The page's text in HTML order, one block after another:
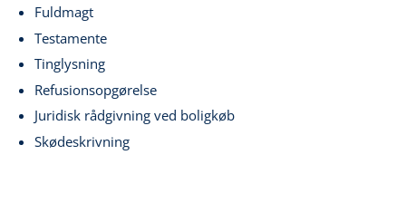
Fuldmagt
Testamente
Tinglysning
Refusionsopgørelse
Juridisk rådgivning ved boligkøb
Skødeskrivning